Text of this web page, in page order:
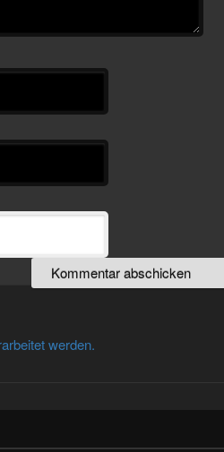
werden.